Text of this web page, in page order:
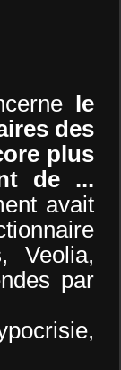
le
des
plus
de ...
avait
Veolia,
par